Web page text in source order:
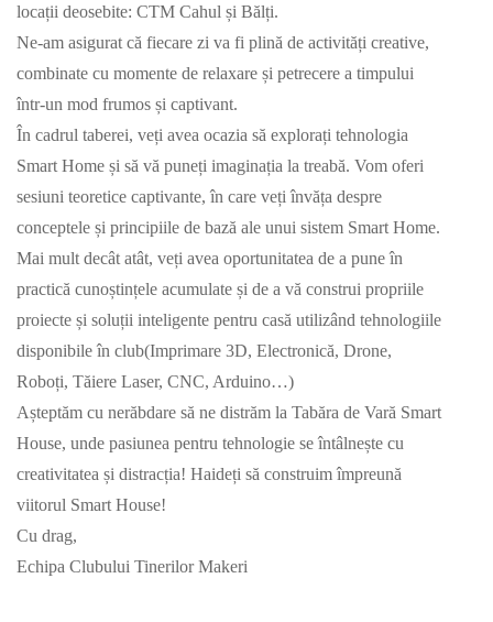
locații deosebite: CTM Cahul și Bălți.
Ne-am asigurat că fiecare zi va fi plină de activități creative,
combinate cu momente de relaxare și petrecere a timpului
într-un mod frumos și captivant.
În cadrul taberei, veți avea ocazia să explorați tehnologia
Smart Home și să vă puneți imaginația la treabă. Vom oferi
sesiuni teoretice captivante, în care veți învăța despre
conceptele și principiile de bază ale unui sistem Smart Home.
Mai mult decât atât, veți avea oportunitatea de a pune în
practică cunoștințele acumulate și de a vă construi propriile
proiecte și soluții inteligente pentru casă utilizând tehnologiile
disponibile în club(Imprimare 3D, Electronică, Drone,
Roboți, Tăiere Laser, CNC, Arduino…)
Așteptăm cu nerăbdare să ne distrăm la Tabăra de Vară Smart
House, unde pasiunea pentru tehnologie se întâlnește cu
creativitatea și distracția! Haideți să construim împreună
viitorul Smart House!
Cu drag,
Echipa Clubului Tinerilor Makeri